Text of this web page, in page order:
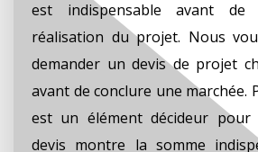
est indispensable avant
réalisation du projet. Nous
demander un devis de projet
avant de conclure une marchée.
est un élément décideur
devis montre la somme